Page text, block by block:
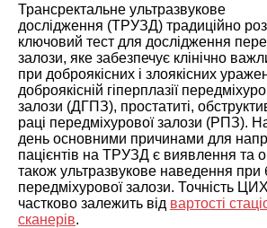
Трансректальне ультразвукове
дослідження (ТРУЗД) традиційно
ключовий тест для дослідження
залози, яке забезпечує клінічно
при доброякісних і злоякісних
доброякісній гіперплазії
залози (ДГПЗ), простатиті,
раці передміхурової залози (РПЗ).
день основними причинами для
пацієнтів на ТРУЗД є виявлення та
також ультразвукове наведення при
передміхурової залози. Точність
частково залежить від вартості
сканерів.